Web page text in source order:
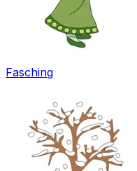
Fasching